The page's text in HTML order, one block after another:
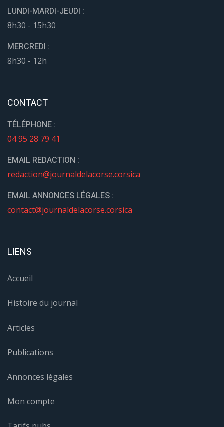
LUNDI-MARDI-JEUDI :
8h30 - 15h30
MERCREDI :
8h30 - 12h
CONTACT
TÉLÉPHONE :
04 95 28 79 41
EMAIL REDACTION :
redaction@journaldelacorse.corsica
EMAIL ANNONCES LÉGALES :
contact@journaldelacorse.corsica
LIENS
Accueil
Histoire du journal
Articles
Publications
Annonces légales
Mon compte